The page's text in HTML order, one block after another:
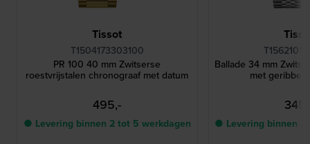
Tissot
T1504173303100
PR 100 40 mm Zwitserse
roestvrijstalen chronograaf met datum
495,-
● Levering binnen 2 tot 5 werkdagen
Ballade 34 mm
met
● Levering binnen